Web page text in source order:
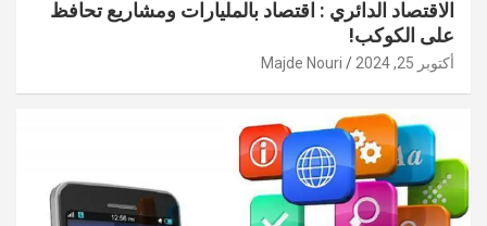
الاقتصاد الدائري : اقتصاد بالمليارات ومشاريع تحافظ
على الكوكب!
أكتوبر 25, 2024 Majde Nouri